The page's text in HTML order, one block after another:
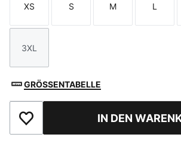
Größe
XS
Größe
S
Größe
M
Größe
L
Größe
3XL
GRÖSSENTABELLE
Zu Favoriten hinzufügen
IN DEN